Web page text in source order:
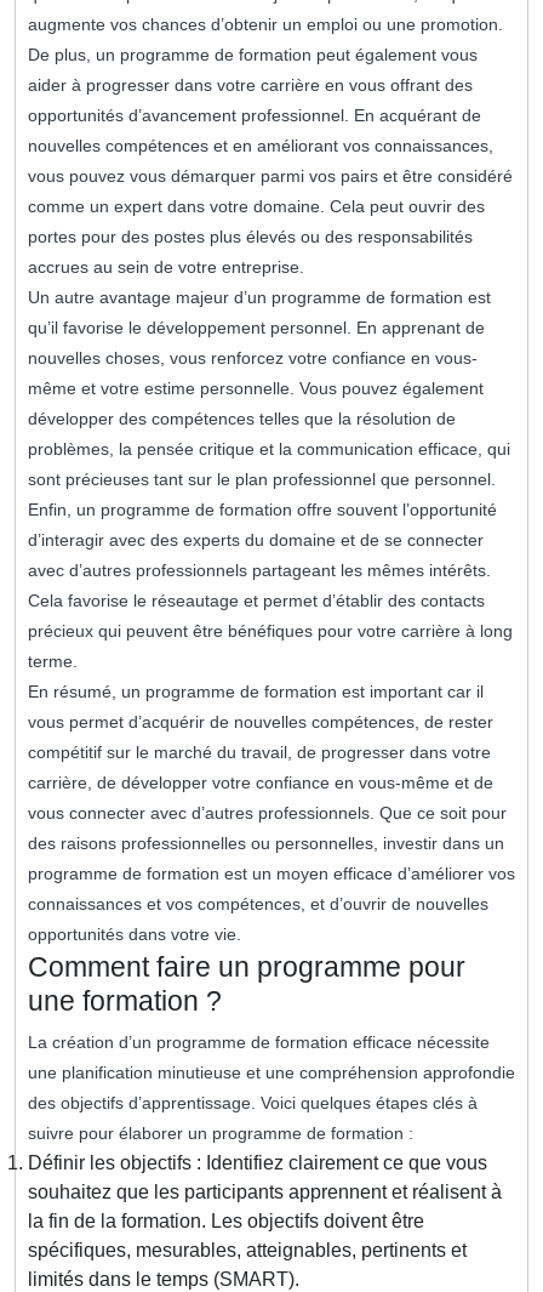
augmente vos chances d’obtenir un emploi ou une promotion.
De plus, un programme de formation peut également vous
aider à progresser dans votre carrière en vous offrant des
opportunités d’avancement professionnel. En acquérant de
nouvelles compétences et en améliorant vos connaissances,
vous pouvez vous démarquer parmi vos pairs et être considéré
comme un expert dans votre domaine. Cela peut ouvrir des
portes pour des postes plus élevés ou des responsabilités
accrues au sein de votre entreprise.
Un autre avantage majeur d’un programme de formation est
qu’il favorise le développement personnel. En apprenant de
nouvelles choses, vous renforcez votre confiance en vous-
même et votre estime personnelle. Vous pouvez également
développer des compétences telles que la résolution de
problèmes, la pensée critique et la communication efficace, qui
sont précieuses tant sur le plan professionnel que personnel.
Enfin, un programme de formation offre souvent l’opportunité
d’interagir avec des experts du domaine et de se connecter
avec d’autres professionnels partageant les mêmes intérêts.
Cela favorise le réseautage et permet d’établir des contacts
précieux qui peuvent être bénéfiques pour votre carrière à long
terme.
En résumé, un programme de formation est important car il
vous permet d’acquérir de nouvelles compétences, de rester
compétitif sur le marché du travail, de progresser dans votre
carrière, de développer votre confiance en vous-même et de
vous connecter avec d’autres professionnels. Que ce soit pour
des raisons professionnelles ou personnelles, investir dans un
programme de formation est un moyen efficace d’améliorer vos
connaissances et vos compétences, et d’ouvrir de nouvelles
opportunités dans votre vie.
Comment faire un programme pour
une formation ?
La création d’un programme de formation efficace nécessite
une planification minutieuse et une compréhension approfondie
des objectifs d’apprentissage. Voici quelques étapes clés à
suivre pour élaborer un programme de formation :
Définir les objectifs : Identifiez clairement ce que vous
souhaitez que les participants apprennent et réalisent à
la fin de la formation. Les objectifs doivent être
spécifiques, mesurables, atteignables, pertinents et
limités dans le temps (SMART).